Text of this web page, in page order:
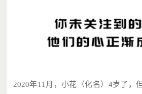
2020年11月，小花（化名）4岁了，